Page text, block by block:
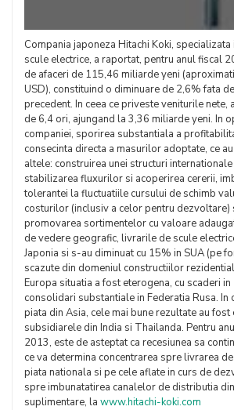
Compania japoneza Hitachi Koki,
scule electrice, a raportat, pentru anul fiscal
de afaceri de 115,46 miliarde yeni
USD), constituind o diminuare de 2,6% fata
precedent. In ceea ce priveste veniturile nete,
de 6,4 ori, ajungand la 3,36 miliarde yeni. In
companiei, sporirea substantiala a
consecinta directa a masurilor adoptate, ce
altele: construirea unei structuri
stabilizarea fluxurilor si acoperirea cererii,
tolerantei la fluctuatiile cursului de schimb
costurilor (inclusiv a celor pentru dezvoltare)
promovarea sortimentelor cu valoare
de vedere geografic, livrarile de scule
Japonia si s-au diminuat cu 15% in SUA (pe
scazute din domeniul constructiilor
Europa situatia a fost eterogena, cu scaderi
consolidari substantiale in Federatia Rusa. In
piata din Asia, cele mai bune rezultate au fost
subsidiarele din India si Thailanda. Pentru
2013, este de asteptat ca recesiunea sa
ce va determina concentrarea spre livrarea
piata nationala si pe cele aflate in curs de
spre imbunatatirea canalelor de distributia
suplimentare, la www.hitachi-koki.com